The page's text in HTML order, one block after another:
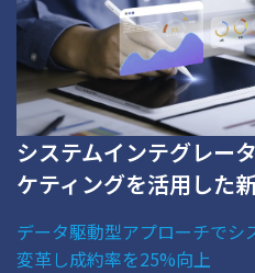
システムインテグレー
ケティングを活用した
データ駆動型アプローチでシ
変革し成約率を25%向上